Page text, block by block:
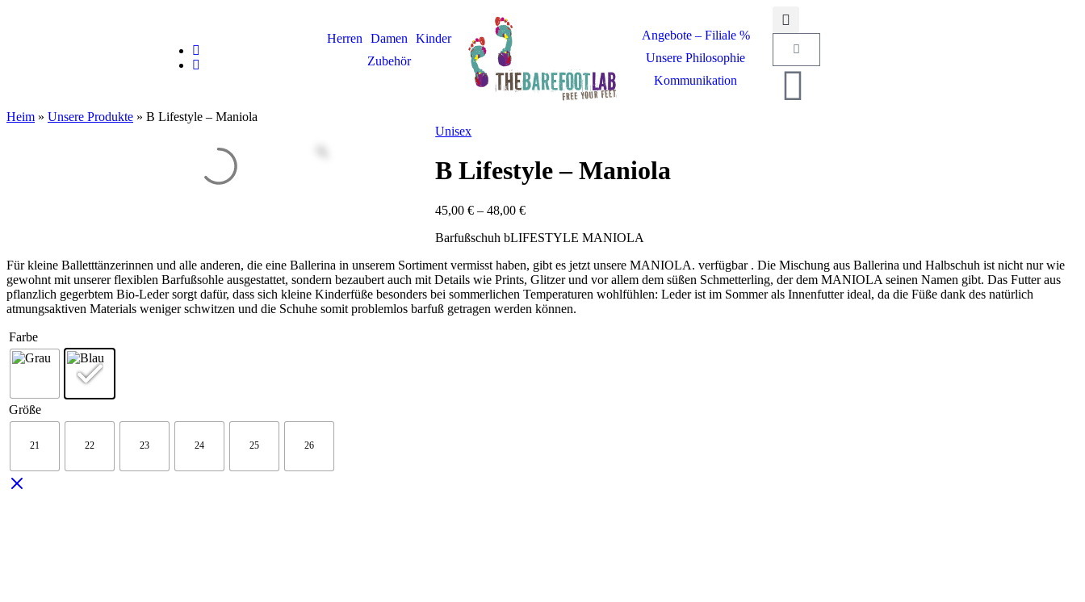
Herren Damen
Kinder
Zubehör
Angebote – Filiale %
Unsere Philosophie
Kommunikation
Heim » Unsere Produkte » B Lifestyle – Maniola
Unisex
B Lifestyle – Maniola
45,00€ – 48,00€
Barfußschuh bLIFESTYLE MANIOLA
Für kleine Balletttänzerinnen und alle anderen, die eine Ballerina in unserem Sortiment vermisst haben, gibt es jetzt unsere MANIOLA. verfügbar. Die Mischung aus Ballerina und Halbschuh ist nicht nur wie
gewohnt mit unserer flexiblen Barfußsohle ausgestattet, sondern bezaubert auch mit Details wie Prints, Glitzer und vor allem dem süßen Schmetterling, der dem MANIOLA seinen Namen gibt. Das Futter aus
pflanzlich gegerbtem Bio-Leder sorgt dafür, dass sich kleine Kinderfüße besonders bei sommerlichen Temperaturen wohlfühlen: Leder ist im Sommer als Innenfutter ideal, da die Füße dank des natürlich
atmungsaktiven Materials weniger schwitzen und die Schuhe somit problemlos barfuß getragen werden können.
Farbe
Größe
21 22 23 24 25 26